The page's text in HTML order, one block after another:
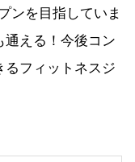
ンを目指していま
える！今後コン
フィットネスジ